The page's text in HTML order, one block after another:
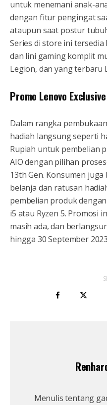
untuk menemani anak-
dengan fitur pengingat
ataupun saat postur
Series di store ini tersedia
dan lini gaming komplit
Legion, dan yang terbaru
Promo Lenovo
Dalam rangka
hadiah langsung seperti
Rupiah untuk pembelian
AIO dengan pilihan
13th Gen. Konsumen
belanja dan ratusan
pembelian produk
i5 atau Ryzen 5. Promosi
masih ada, dan
hingga 30 September
Menulis tentang